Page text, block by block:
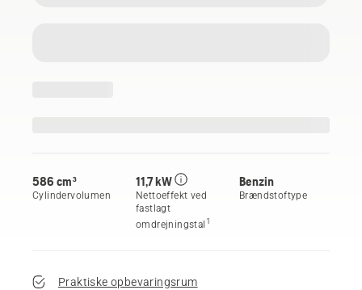
586 cm³
Cylindervolumen
11,7 kW
Nettoeffekt ved
fastlagt
omdrejningstal 1
Benzin
Brændstoftype
Praktiske opbevaringsrum